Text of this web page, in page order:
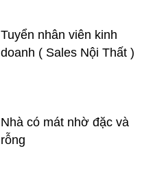
Tuyển nhân viên kinh
doanh ( Sales Nội Thất )
Nhà có mát nhờ đặc và
rỗng